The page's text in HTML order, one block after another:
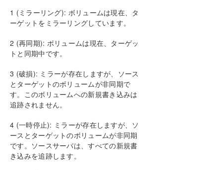
1 (ミラーリング): ボリュームは現在、タ
ーゲットをミラーリングしています。
2 (再同期): ボリュームは現在、ターゲッ
トと同期中です。
3 (破損): ミラーが存在しますが、ソース
とターゲットのボリュームが非同期で
す。このボリュームへの新規書き込みは
追跡されません。
4 (一時停止): ミラーが存在しますが、ソ
ースとターゲットのボリュームが非同期
です。ソースサーバは、すべての新規書
き込みを追跡します。